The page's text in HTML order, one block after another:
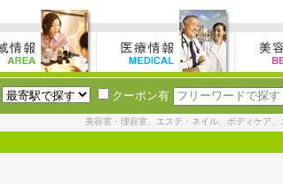
クーポン有
美容室・理容室、エステ・ネイル、ボディケア